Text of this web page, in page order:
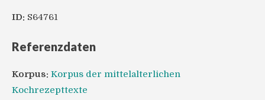
ID: S64761
Referenzdaten
Korpus: Korpus der mittelalterlichen
Kochrezepttexte